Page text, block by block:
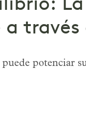
través
potenciar